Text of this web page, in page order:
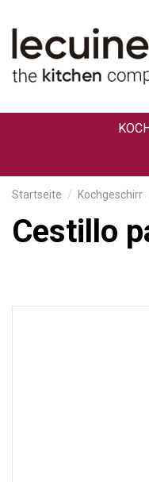
Startseite Kochgeschirr
Cestillo